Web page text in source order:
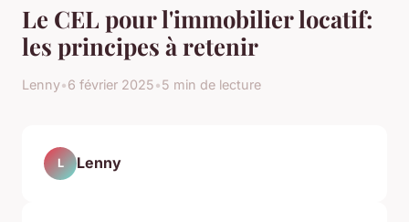
Le CEL pour l'immobilier locatif:
les principes à retenir
Lenny•6 février 2025•5 min de lecture
L Lenny